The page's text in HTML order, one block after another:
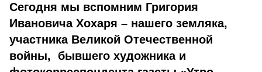
Сегодня мы вспомним Григория
Ивановича Хохаря – нашего земляка,
участника Великой Отечественной
войны, бывшего художника и